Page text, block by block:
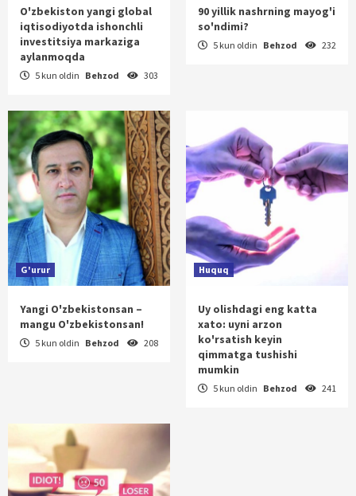
O'zbekiston yangi global
iqtisodiyotda ishonchli
investitsiya markaziga
aylanmoqda
5 kun oldin Behzod 303
90 yillik nashrning mayog'i
so'ndimi?
5 kun oldin Behzod 232
G'urur
Yangi O'zbekistonsan –
mangu O'zbekistonsan!
5 kun oldin Behzod 208
Huquq
Uy olishdagi eng katta
xato: uyni arzon
ko'rsatish keyin
qimmatga tushishi
mumkin
5 kun oldin Behzod 241